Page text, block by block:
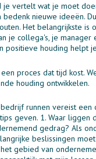
je vertelt wat je moet
bedenk nieuwe ideeën.
Het belangrijkste
je collega's, je
positieve houding helpt
proces dat tijd kost.
houding ontwikkelen.
runnen vereist
geven. 1. Waar
gedrag? Als
beslissingen
gebied van